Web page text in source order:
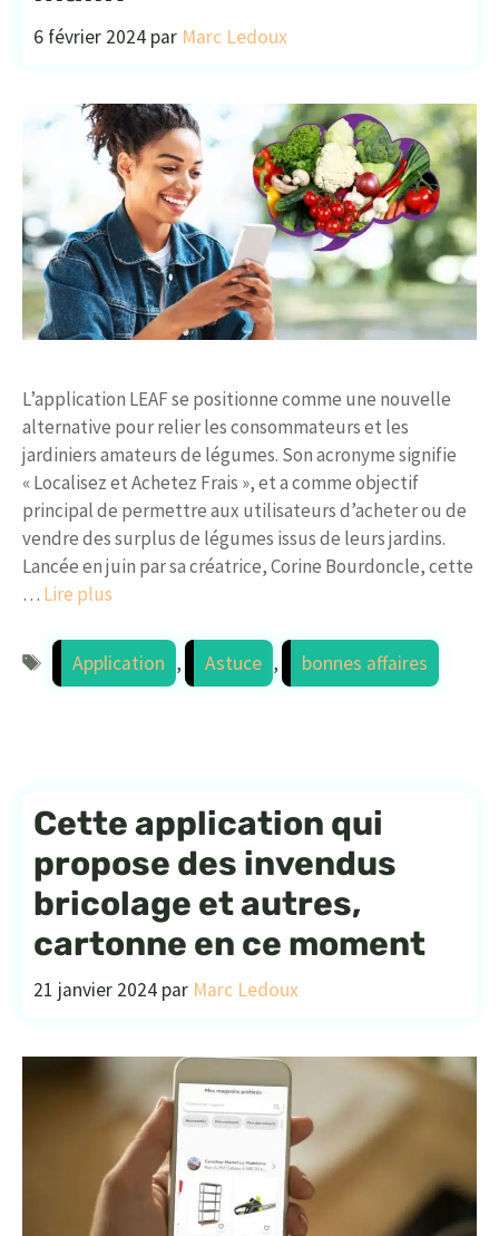
6 février 2024 par Marc Ledoux
L’application LEAF se positionne comme une nouvelle
alternative pour relier les consommateurs et les
jardiniers amateurs de légumes. Son acronyme signifie
« Localisez et Achetez Frais », et a comme objectif
principal de permettre aux utilisateurs d’acheter ou de
vendre des surplus de légumes issus de leurs jardins.
Lancée en juin par sa créatrice, Corine Bourdoncle, cette
… Lire plus
Étiquettes
Application , Astuce , bonnes affaires
Cette application qui
propose des invendus
bricolage et autres,
cartonne en ce moment
21 janvier 2024 par Marc Ledoux